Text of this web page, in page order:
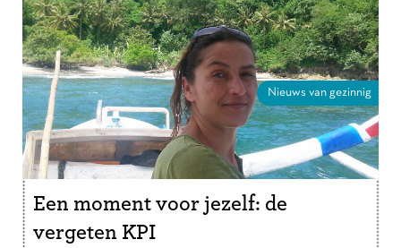
Nieuws van gezinnig
Een moment voor jezelf: de
vergeten KPI